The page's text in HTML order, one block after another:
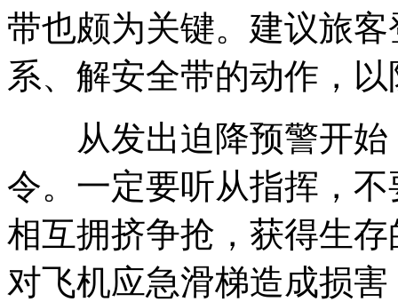
带也颇为关键。建议旅
系、解安全带的动作，
从发出迫降预警开始
令。一定要听从指挥，
相互拥挤争抢，获得生
对飞机应急滑梯造成损